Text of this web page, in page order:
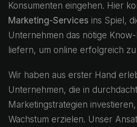
Konsumenten eingehen. Hier
Marketing-Services ins Spiel,
Unternehmen das nötige
liefern, um online erfolgreich zu
Wir haben aus erster Hand
Unternehmen, die in
Marketingstrategien
Wachstum erzielen. Unser